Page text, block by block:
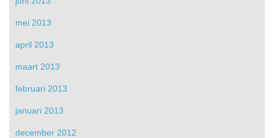
mei 2013
april 2013
maart 2013
februari 2013
januari 2013
december 2012